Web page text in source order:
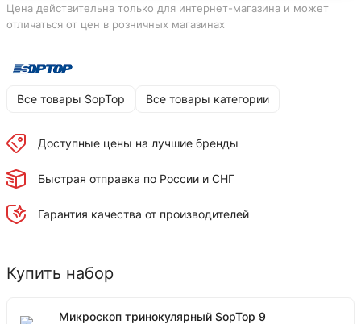
Цена действительна только для интернет-магазина и может
отличаться от цен в розничных магазинах
Все товары SopTop Все товары категории
Доступные цены на лучшие бренды
Быстрая отправка по России и СНГ
Гарантия качества от производителей
Купить набор
Микроскоп тринокулярный SopTop 9